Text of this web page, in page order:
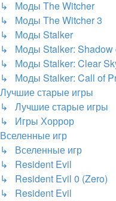
↳ Моды The Witcher
↳ Моды The Witcher 3
↳ Моды Stalker
↳ Моды Stalker: Shadow
↳ Моды Stalker: Clear
↳ Моды Stalker: Call of
Лучшие старые игры
↳ Лучшие старые игры
↳ Игры Хоррор
Вселенные игр
↳ Вселенные игр
↳ Resident Evil
↳ Resident Evil 0 (Zero)
↳ Resident Evil